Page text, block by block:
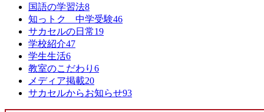
国語の学習法8
知っトク 中学受験46
サカセルの日常19
学校紹介47
学生生活6
教室のこだわり 6
メディア掲載20
サカセルからお知らせ93